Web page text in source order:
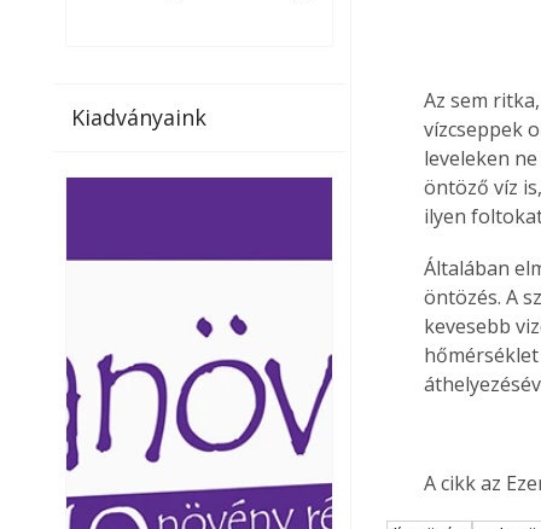
az otthonában, útközben vagy
elérhetők lapszámaink. Bárhol,
vagy táblagépen.
az otthonában,
nyaralás, pihenés
elérhetők
bármikor, akár
vagy dolgozva is
Ezermester
Laptapir kényelmes
mert: – t
Kiadványaink
Az sem
vízcseppek
leveleken
öntöző víz
ilyen
Általában
öntözés. A
kevesebb
A cikk az